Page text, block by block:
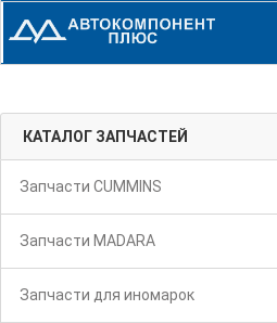
КАТАЛОГ ЗАПЧАСТЕЙ
Запчасти CUMMINS
Запчасти MADARA
Запчасти для иномарок